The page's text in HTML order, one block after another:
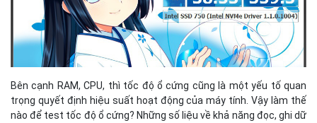
Bên cạnh RAM, CPU, thì tốc độ ổ cứng cũng là một yếu tố quan
trọng quyết định hiệu suất hoạt động của máy tính. Vậy làm thế
nào để test tốc độ ổ cứng? Những số liệu về khả năng đọc, ghi dữ